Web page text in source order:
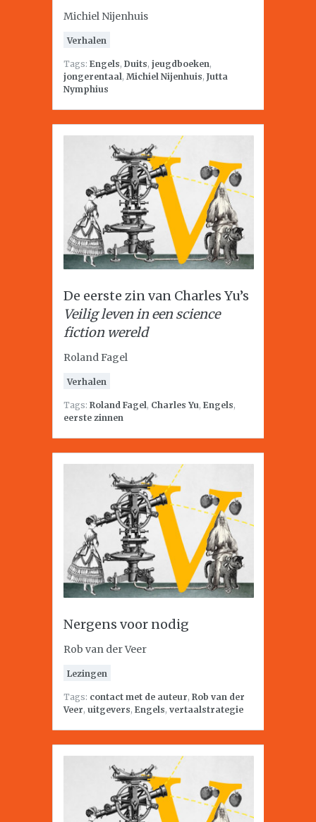
Michiel Nijenhuis
Verhalen
Tags: Engels, Duits, jeugdboeken,
jongerentaal, Michiel Nijenhuis, Jutta
Nymphius
De eerste zin van Charles Yu’s
Veilig leven in een science
fiction wereld
Roland Fagel
Verhalen
Tags: Roland Fagel, Charles Yu, Engels,
eerste zinnen
Nergens voor nodig
Rob van der Veer
Lezingen
Tags: contact met de auteur, Rob van der
Veer, uitgevers, Engels, vertaalstrategie